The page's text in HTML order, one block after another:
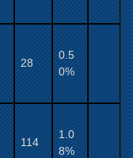
28
0.5
0%
114
1.0
8%